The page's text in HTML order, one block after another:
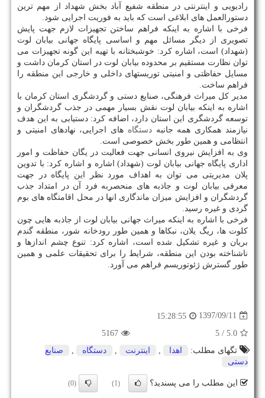
رادیویی و اینترنتی در منطقه شفیع آباد بخش شهداد از مهم ترین
دستورالعمل های ابلاغی است كه باید به فوریت اجرایی شود.
فرخی با اشاره به اینكه فراهم ساختن تجهیزات لازم جهت پایش
تصویری از دیگر مسائل مهم و اساسی پایگاه جهانی بیابان لوت
(شهداد) است، اشاره كرد: خوشبختانه با تهیه این گونه تجهیزات می
توان نظارت مستقیم بر محدوده بیابان لوت در استان كرمان داشت و
مسایل حفاظتی و امنیتی توریستهای داخلی و خارجی این منطقه را
فراهم ساخت.
مدیر كل میراث فرهنگی، صنایع دستی و گردشگری استان كرمان با
اشاره به اینكه بیابان لوت نقش بسیار مهمی در جذب گردشگران و
توسعه گردشگری این استان دارد، اضافه كرد: دستیابی به این هدف
نیازمند همكاری همه جانبهدستگاه های اجرایی، نهادهای امنیتی و
انتظامی و همین طور بخش خصوصی است.
وی به افزایش نیروی انسانی جهت فعالیت در یگان حفاظت و امور
اداری پایگاه جهانی بیابان لوت (شهداد) اشاره و اشاره كرد: با تدوین
پلان مدیریتی می توان به اهداف مورد نظر این پایگاه در جهت
معرفی بیابان لوت و جاذبه های منحصربه فرد آن در امتداد جذب
گردشگران و افزایش میزان ماندگاری انها در محل اقامتگاه های بوم
گردی و غیره رسید.
فرخی با اشاره به اینكه میراث جهانی بیابان لوت از جاذبه هایی چون
كلوت ها، ریگ یلان، نبكاها و همین طور رودخانه شور، منطقه گندم
بریان و غیره تشكیل شده است، اشاره كرد: تنوع چشم اندازها و
ناشناخته بودن این منطقه، شرایط را برای تحقیقات علمی و همین
طور گسترش ژئوتوریسم فراهم می آورد.
1397/09/11
15:28:55
5.0
/ 5
5167
تگهای مطلب:
اهدا اینترنت دستگاه
صنایع
دستی
این مطلب را می پسندید؟ (1)
(0)